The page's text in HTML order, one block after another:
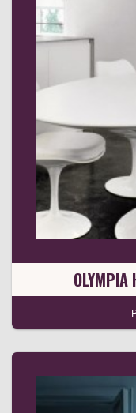
OLYMPIA